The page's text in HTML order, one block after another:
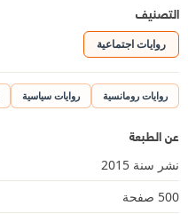
التصنيف
روايات اجتماعية
روايات رومانسية روايات سياسية
عن الطبعة
نشر سنة 2015
500 صفحة